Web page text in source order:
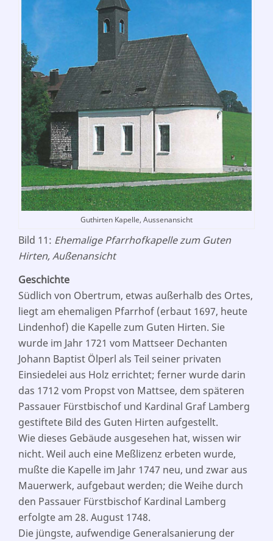
Guthirten Kapelle, Aussenansicht
Bild 11: Ehemalige Pfarrhofkapelle zum Guten
Hirten, Außenansicht
Geschichte
Südlich von Obertrum, etwas außerhalb des Ortes,
liegt am ehemaligen Pfarrhof (erbaut 1697, heute
Lindenhof) die Kapelle zum Guten Hirten. Sie
wurde im Jahr 1721 vom Mattseer Dechanten
Johann Baptist Ölperl als Teil seiner privaten
Einsiedelei aus Holz errichtet; ferner wurde darin
das 1712 vom Propst von Mattsee, dem späteren
Passauer Fürstbischof und Kardinal Graf Lamberg
gestiftete Bild des Guten Hirten aufgestellt.
Wie dieses Gebäude ausgesehen hat, wissen wir
nicht. Weil auch eine Meßlizenz erbeten wurde,
mußte die Kapelle im Jahr 1747 neu, und zwar aus
Mauerwerk, aufgebaut werden; die Weihe durch
den Passauer Fürstbischof Kardinal Lamberg
erfolgte am 28. August 1748.
Die jüngste, aufwendige Generalsanierung der